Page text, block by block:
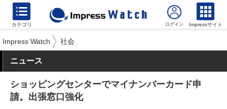
カテゴリ Impressサイト
Impress Watch 社会
ニュース
ショッピングセンターでマイナンバーカード申
請。出張窓口強化